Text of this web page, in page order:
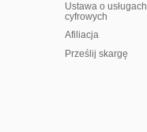
Ustawa o usługach
cyfrowych
Afiliacja
Prześlij skargę